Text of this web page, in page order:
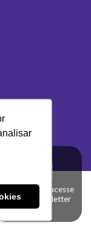
Clique aqui e acesse
a nossa newsletter